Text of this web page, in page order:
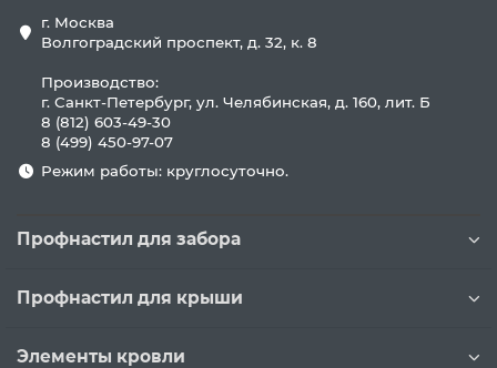
г. Москва
Волгоградский проспект, д. 32, к. 8
Производство:
г. Санкт-Петербург, ул. Челябинская, д. 160, лит. Б
8 (812) 603-49-30
8 (499) 450-97-07
Режим работы: круглосуточно.
Профнастил для забора
Профнастил для крыши
Элементы кровли